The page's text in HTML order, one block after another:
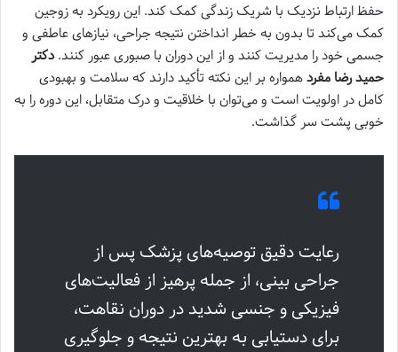
حفظ ارتباط نزدیک با شریک زندگی کمک کند. این رویکرد به زوجین
کمک می‌کند تا بدون به خطر انداختن نتیجه جراحی، نیازهای عاطفی و
جسمی خود را مدیریت کنند و از این دوران با صبوری عبور کنند. دکتر
حمید رضا مفردهمواره بر این نکته تأکید دارند که سلامت و بهبودی
کامل در اولویت است و می‌توان با خلاقیت و درک متقابل، این دوره را به
خوبی پشت سر گذاشت.
رعایت دقیق توصیه‌های پزشک پس از
جراحی بینی، از جمله پرهیز از فعالیت‌های
فیزیکی و جنسی شدید در دوران نقاهت،
برای دستیابی به بهترین نتیجه و جلوگیری